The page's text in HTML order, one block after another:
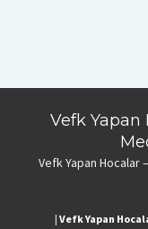
Vefk Yapan
Vefk Yapan Hocalar
| Vefk Yapan